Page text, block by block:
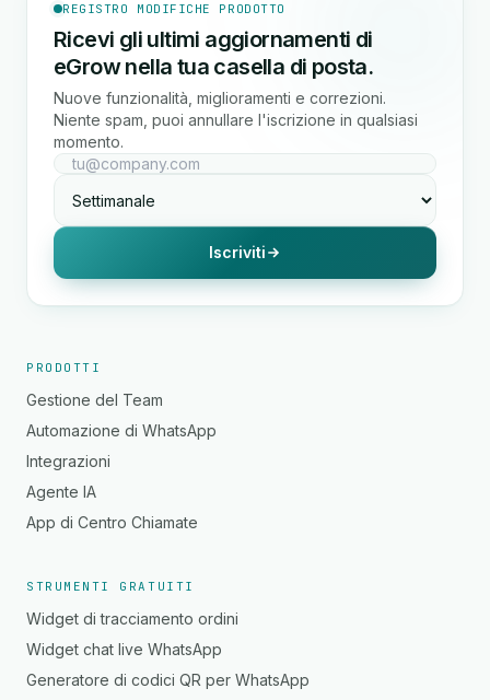
REGISTRO MODIFICHE PRODOTTO
Ricevi gli ultimi aggiornamenti di
eGrow nella tua casella di posta.
Nuove funzionalità, miglioramenti e correzioni.
Niente spam, puoi annullare l'iscrizione in qualsiasi
momento.
Iscriviti
PRODOTTI
Gestione del Team
Automazione di WhatsApp
Integrazioni
Agente IA
App di Centro Chiamate
STRUMENTI GRATUITI
Widget di tracciamento ordini
Widget chat live WhatsApp
Generatore di codici QR per WhatsApp